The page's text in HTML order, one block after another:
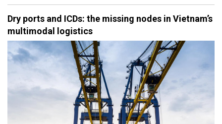
Dry ports and ICDs: the missing nodes in Vietnam’s
multimodal logistics